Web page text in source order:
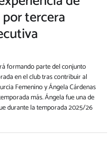
tercera
formando parte del conjunto
en el club tras contribuir al
Femenino y Ángela Cárdenas
más. Ángela fue una de
durante la temporada 2025/26